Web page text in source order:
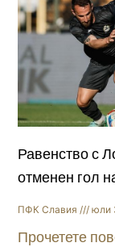
Равенство с
отменен гол
ПФК Славия юли
Прочетете